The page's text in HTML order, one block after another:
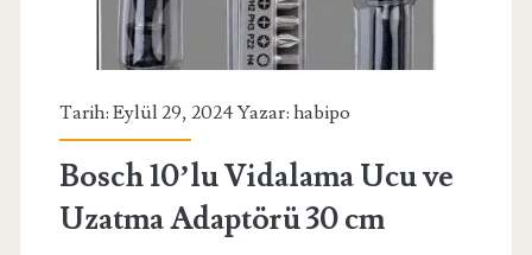
Tarih: Eylül 29, 2024 Yazar: habipo
Bosch 10’lu Vidalama Ucu ve
Uzatma Adaptörü 30 cm